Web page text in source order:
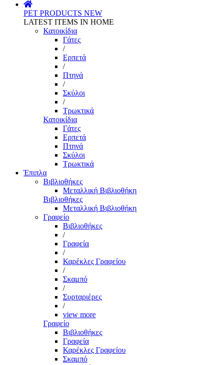
PET PRODUCTS NEW
LATEST ITEMS IN HOME
Κατοικίδια
Γάτες
/
Ερπετά
/
Πτηνά
/
Σκύλοι
/
Τρωκτικά
Κατοικίδια
Γάτες
Ερπετά
Πτηνά
Σκύλοι
Τρωκτικά
Έπιπλα
Βιβλιοθήκες
Μεταλλική Βιβλιοθήκη
Βιβλιοθήκες
Μεταλλική Βιβλιοθήκη
Γραφείο
Βιβλιοθήκες
/
Γραφεία
/
Καρέκλες Γραφείου
/
Σκαμπό
/
Συρταριέρες
/
view more
Γραφείο
Βιβλιοθήκες
Γραφεία
Καρέκλες Γραφείου
Σκαμπό